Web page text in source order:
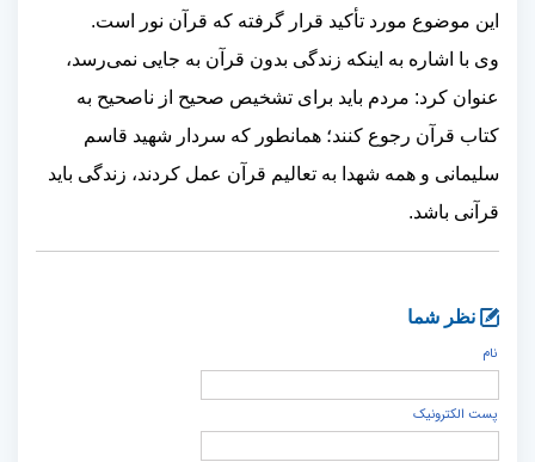
این موضوع مورد تأکید قرار گرفته که قرآن نور است.
وی با اشاره به اینکه زندگی بدون قرآن به جایی نمی‌رسد،
عنوان کرد: مردم باید برای تشخیص صحیح از ناصحیح به
کتاب قرآن رجوع کنند؛ همانطور که سردار شهید قاسم
سلیمانی و همه شهدا به تعالیم قرآن عمل کردند، زندگی باید
قرآنی باشد.
نظر شما
نام
پست الكترونيک